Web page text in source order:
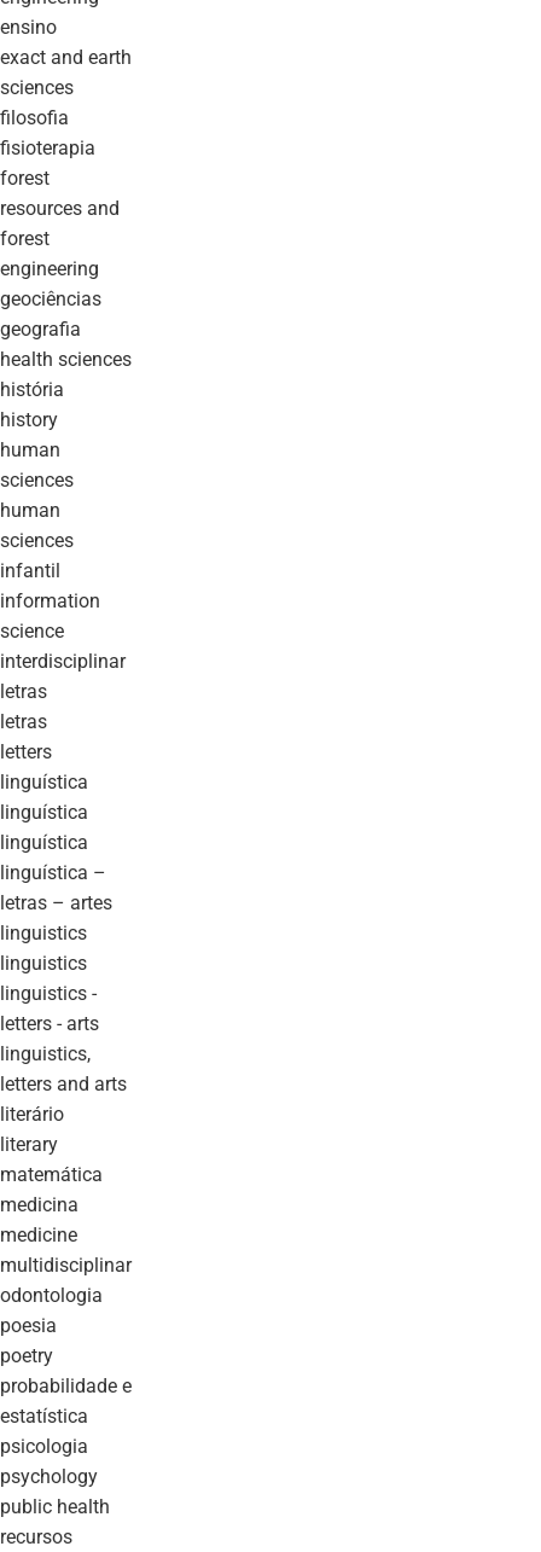
ensino
exact and earth
sciences
filosofia
fisioterapia
forest
resources and
forest
engineering
geociências
geografia
health sciences
história
history
human
sciences
human
sciences
infantil
information
science
interdisciplinar
letras
letras
letters
linguística
linguística
linguística
linguística –
letras – artes
linguistics
linguistics
linguistics -
letters - arts
linguistics,
letters and arts
literário
literary
matemática
medicina
medicine
multidisciplinar
odontologia
poesia
poetry
probabilidade e
estatística
psicologia
psychology
public health
recursos